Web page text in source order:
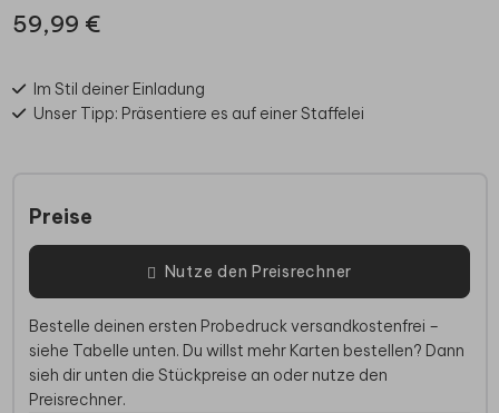
59,99 €
Im Stil deiner Einladung
Unser Tipp: Präsentiere es auf einer Staffelei
Preise
Nutze den Preisrechner
Bestelle deinen ersten Probedruck versandkostenfrei –
siehe Tabelle unten. Du willst mehr Karten bestellen? Dann
sieh dir unten die Stückpreise an oder nutze den
Preisrechner.